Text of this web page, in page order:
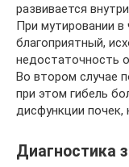
развивается
При мутировании в
благоприятный,
недостаточность
Во втором случае
при этом гибель
дисфункции почек,
Диагностика